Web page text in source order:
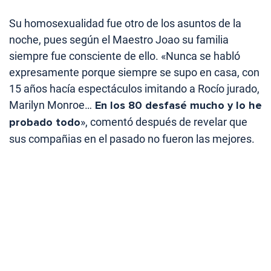
Su homosexualidad fue otro de los asuntos de la
noche, pues según el Maestro Joao su familia
siempre fue consciente de ello. «Nunca se habló
expresamente porque siempre se supo en casa, con
15 años hacía espectáculos imitando a Rocío jurado,
Marilyn Monroe… En los 80 desfasé mucho y lo he
probado todo», comentó después de revelar que
sus compañias en el pasado no fueron las mejores.